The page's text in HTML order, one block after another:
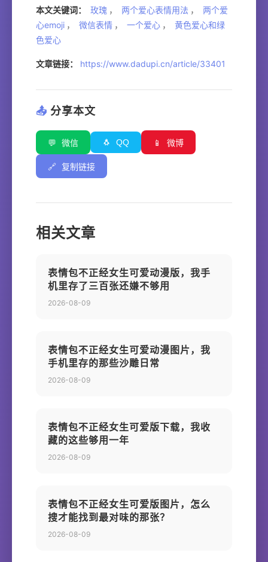
本文关键词： 玫瑰 ， 两个爱心表情用法 ，
两个爱
心emoji ， 微信表情 ， 一个爱心 ，
黄色爱心和绿
色爱心
文章链接： https://www.dadupi.cn/article/33401
📤 分享本文
💬 微信 🐧 QQ 📱 微博
🔗 复制链接
相关文章
表情包不正经女生可爱动漫版，我手
机里存了三百张还嫌不够用
2026-08-09
表情包不正经女生可爱动漫图片，我
手机里存的那些沙雕日常
2026-08-09
表情包不正经女生可爱版下载，我收
藏的这些够用一年
2026-08-09
表情包不正经女生可爱版图片，怎么
搜才能找到最对味的那张？
2026-08-09